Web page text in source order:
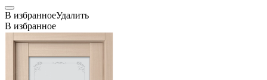
В избранноеУдалить
В избранное